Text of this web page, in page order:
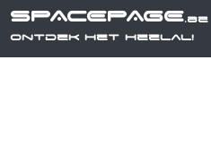
SPACEPAGE.be
Ontdek het heelal!